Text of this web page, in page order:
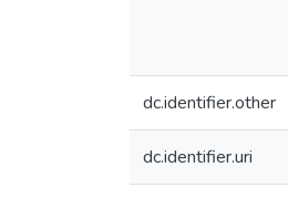
dc.identifier.other
dc.identifier.uri